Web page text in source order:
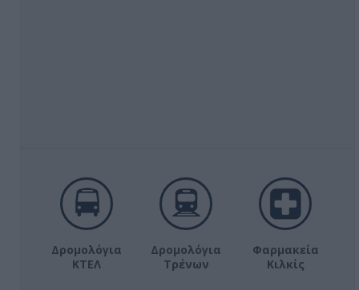
Δρομολόγια
ΚΤΕΛ
Δρομολόγια
Τρένων
Φαρμακεία
Κιλκίς